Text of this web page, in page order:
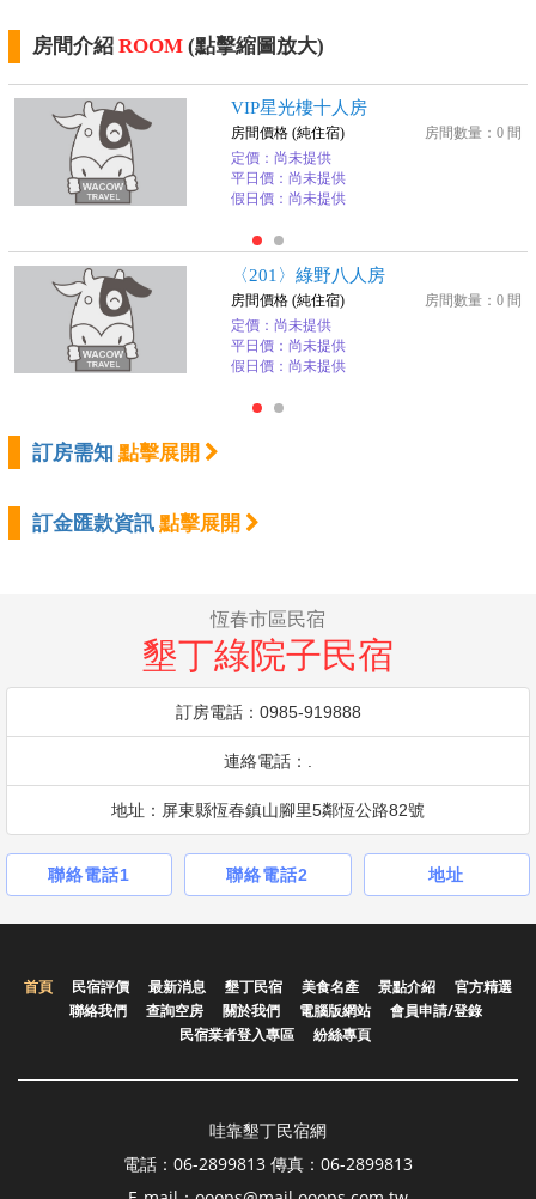
房間介紹 ROOM (點擊縮圖放大)
VIP星光樓十人房
房間數量：0 間
房間價格 (純住宿)
定價：尚未提供
平日價：尚未提供
假日價：尚未提供
〈201〉綠野八人房
房間數量：0 間
房間價格 (純住宿)
定價：尚未提供
平日價：尚未提供
假日價：尚未提供
訂房需知 點擊展開
訂金匯款資訊 點擊展開
恆春市區民宿
墾丁綠院子民宿
訂房電話：0985-919888
連絡電話：.
地址：屏東縣恆春鎮山腳里5鄰恆公路82號
聯絡電話1 聯絡電話2 地址
首頁 民宿評價 最新消息 墾丁民宿 美食名產 景點介紹
官方精選
聯絡我們
查詢空房 關於我們 電腦版網站
會員申請/登錄
民宿業者登入專區
紛絲專頁
哇靠墾丁民宿網
電話：06-2899813 傳真：06-2899813